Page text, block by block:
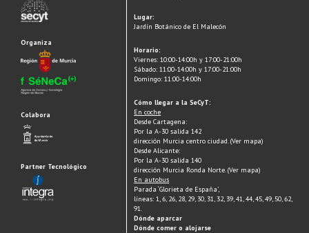
Organiza
Colabora
Partner Tecnológico
Lugar:
Jardín Botánico de El Malecón
Horario:
Viernes: 10:00-14:00h y 17:00-21:00h
Sábado: 11:00-14:00h y 17:00-21:00h
Domingo: 11:00-14:00h
Cómo llegar a la SeCyT:
En coche
Desde Cartagena:
Por la A-30 salida 142
dirección Murcia centro ciudad. (Ver mapa)
Desde Alicante:
Por la A-30 salida 140
dirección Murcia Ronda Norte. (Ver mapa)
En autobus
Parada ‘Glorieta de España’,
líneas: 1, 6, 26, 28, 29, 30, 31, 32, 39, 41, 44, 45, 49, 50, 62,
91.
Dónde aparcar
Dónde comer o alojarse